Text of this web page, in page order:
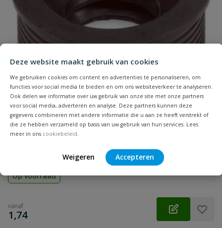
Deze website maakt gebruik van cookies
We gebruiken cookies om content en advertenties te personaliseren, om
functies voor social media te bieden en om ons websiteverkeer te analyseren.
Ook delen we informatie over uw gebruik van onze site met onze partners
voor social media, adverteren en analyse. Deze partners kunnen deze
gegevens combineren met andere informatie die u aan ze heeft verstrekt of
die ze hebben verzameld op basis van uw gebruik van hun services. Lees
meer in ons cookiebeleid.
Weigeren Accepteren
Samenvatting
Beoordeling
Beoordeling versturen
Rubberen overgangsstuk
grijs | Keurmerk: KOMO
Op voorraad
vanaf
€
1,74